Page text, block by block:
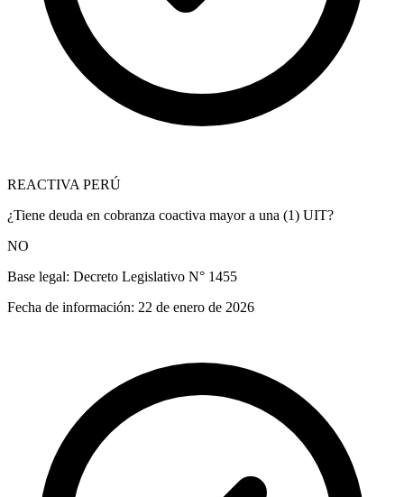
REACTIVA PERÚ
¿Tiene deuda en cobranza coactiva mayor a una (1) UIT?
NO
Base legal: Decreto Legislativo N° 1455
Fecha de información: 22 de enero de 2026